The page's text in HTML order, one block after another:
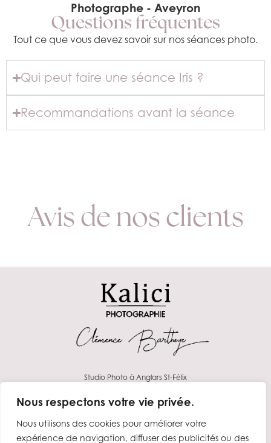
Nous respectons votre vie privée.
Nous utilisons des cookies pour améliorer votre
expérience de navigation, diffuser des publicités ou des
Photographe - Aveyron
Questions fréquentes
Tout ce que vous devez savoir sur nos séances photo.
Qui peut faire une séance Iris ?
Recommandations avant la séance
Avis de nos clients
Studio Photo à Anglars St-Félix